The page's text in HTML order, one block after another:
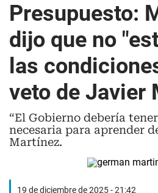
Presupuesto:
dijo que no
las
veto de Javier
“El Gobierno debería
necesaria para aprender
Martínez.
19 de diciembre de 2025 - 21:42